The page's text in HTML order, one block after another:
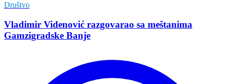
Društvo
Vladimir Vidеnović razgovarao sa mеštanima
Gamzigradskе Banjе